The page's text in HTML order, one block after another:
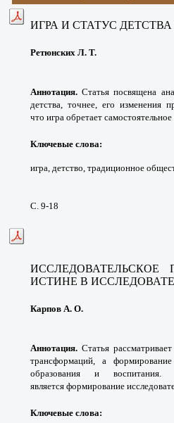
ИГРА И СТАТУС ДЕТСТВА
Ретюнских Л. Т.
Аннотация. Статья посвящена
детства, точнее, его изменения
что игра обретает
Ключевые слова:
игра, детство, традиционное
С. 9-18
ИСТИНЕ В
Карпов А. О.
Аннотация. Статья
трансформаций, а
образования и воспитания.
является формирование
Ключевые слова: